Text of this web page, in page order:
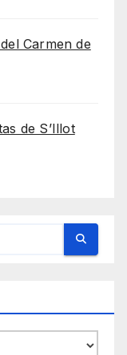
Carmen de
de S’Illot